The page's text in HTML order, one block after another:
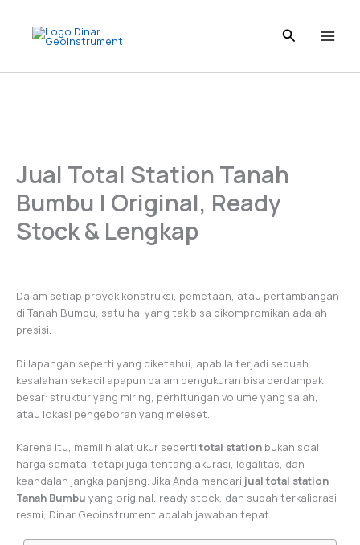
content
Jual Total Station Tanah
Bumbu | Original, Ready
Stock & Lengkap
Dalam setiap proyek konstruksi, pemetaan, atau pertambangan
di Tanah Bumbu, satu hal yang tak bisa dikompromikan adalah
presisi.
Di lapangan seperti yang diketahui, apabila terjadi sebuah
kesalahan sekecil apapun dalam pengukuran bisa berdampak
besar: struktur yang miring, perhitungan volume yang salah,
atau lokasi pengeboran yang meleset.
Karena itu, memilih alat ukur sepertitotal station bukan soal
harga semata, tetapi juga tentang akurasi, legalitas, dan
keandalan jangka panjang. Jika Anda mencari jual total station
Tanah Bumbu yang original, ready stock, dan sudah terkalibrasi
resmi, Dinar Geoinstrument adalah jawaban tepat.